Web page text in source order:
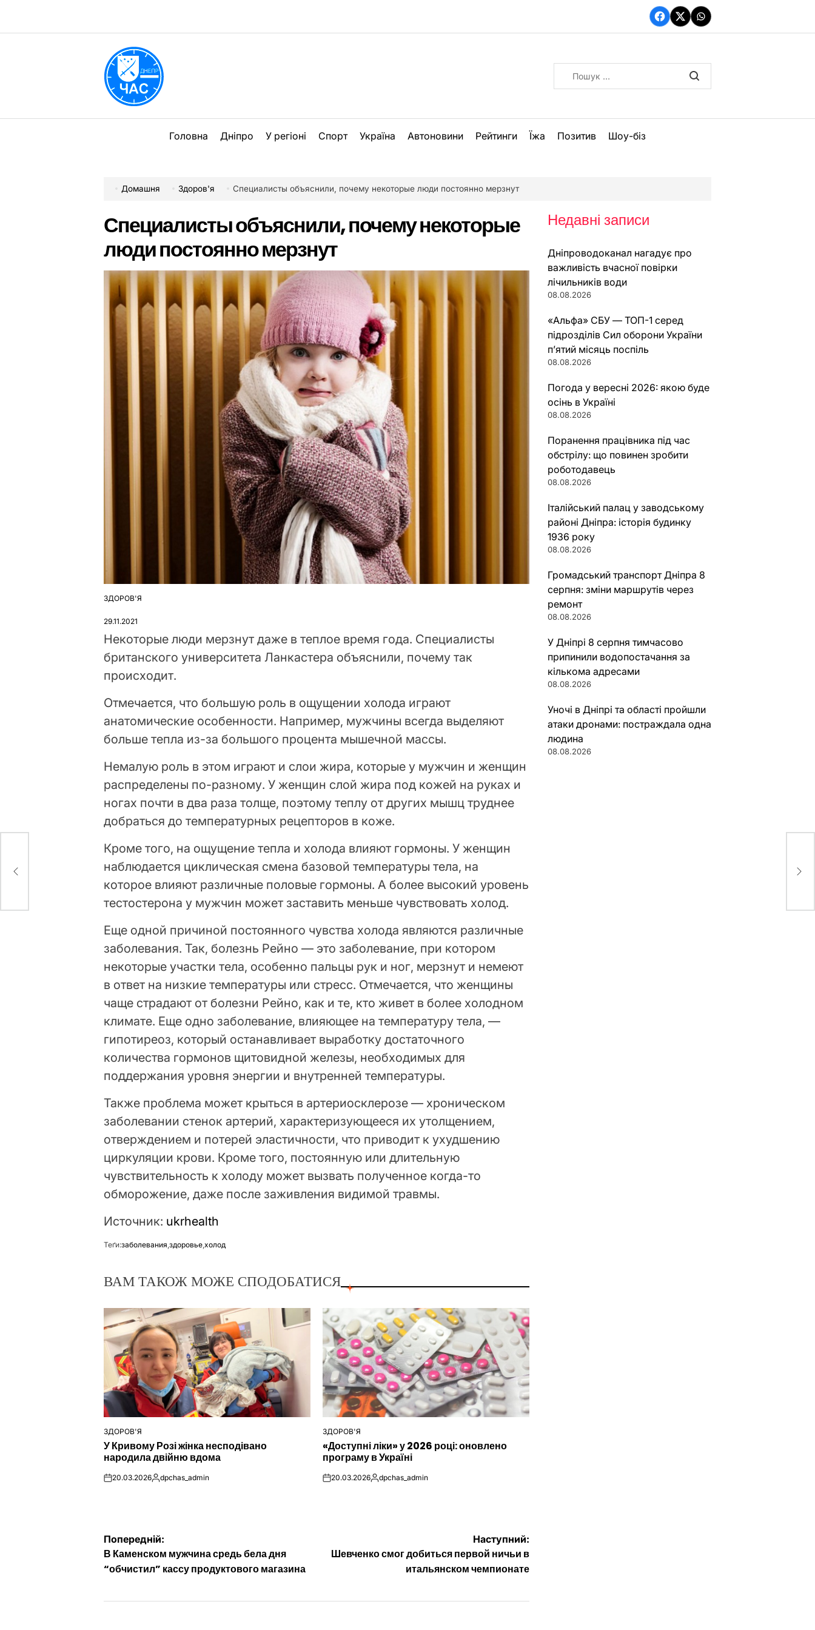
вмісту
Facebook
TwitterWhatsApp
Головна Дніпро У регіоні Спорт Україна Автоновини Рейтинги Їжа Позитив Шоу-біз
Домашня Здоров'я Специалисты объяснили, почему некоторые люди постоянно мерзнут
Специалисты объяснили, почему некоторые
люди постоянно мерзнут
ОПУБЛІКУВАТИ
ЗДОРОВ'Я
29.11.2021
Некоторые люди мерзнут даже в теплое время года. Специалисты
британского университета Ланкастера объяснили, почему так
происходит.
Отмечается, что большую роль в ощущении холода играют
анатомические особенности. Например, мужчины всегда выделяют
больше тепла из-за большого процента мышечной массы.
Немалую роль в этом играют и слои жира, которые у мужчин и женщин
распределены по-разному. У женщин слой жира под кожей на руках и
ногах почти в два раза толще, поэтому теплу от других мышц труднее
добраться до температурных рецепторов в коже.
Кроме того, на ощущение тепла и холода влияют гормоны. У женщин
наблюдается циклическая смена базовой температуры тела, на
которое влияют различные половые гормоны. А более высокий уровень
тестостерона у мужчин может заставить меньше чувствовать холод.
Еще одной причиной постоянного чувства холода являются различные
заболевания. Так, болезнь Рейно — это заболевание, при котором
некоторые участки тела, особенно пальцы рук и ног, мерзнут и немеют
в ответ на низкие температуры или стресс. Отмечается, что женщины
чаще страдают от болезни Рейно, как и те, кто живет в более холодном
климате. Еще одно заболевание, влияющее на температуру тела, —
гипотиреоз, который останавливает выработку достаточного
количества гормонов щитовидной железы, необходимых для
поддержания уровня энергии и внутренней температуры.
Также проблема может крыться в артериосклерозе — хроническом
заболевании стенок артерий, характеризующееся их утолщением,
отверждением и потерей эластичности, что приводит к ухудшению
циркуляции крови. Кроме того, постоянную или длительную
чувствительность к холоду может вызвать полученное когда-то
обморожение, даже после заживления видимой травмы.
Источник: ukrhealth
Теґи:заболевания,здоровье,холод
ВАМ ТАКОЖ МОЖЕ СПОДОБАТИСЯ
ОПУБЛІКУВАТИ
У
ЗДОРОВ'Я
У Кривому Розі жінка несподівано
народила двійню вдома
on20.03.2026Опубліковано
dpchas_admin
ОПУБЛІКУВАТИ
У
ЗДОРОВ'Я
«Доступні ліки» у 2026 році: оновлено
програму в Україні
on20.03.2026Опубліковано
dpchas_admin
Навігація
записів
Попередній:
В Каменском мужчина средь бела дня
“обчистил” кассу продуктового магазина
Наступний:
Шевченко смог добиться первой ничьи в
итальянском чемпионате
Недавні записи
Дніпроводоканал нагадує про
важливість вчасної повірки
лічильників води
08.08.2026
«Альфа» СБУ — ТОП-1 серед
підрозділів Сил оборони України
п’ятий місяць поспіль
08.08.2026
Погода у вересні 2026: якою буде
осінь в Україні
08.08.2026
Поранення працівника під час
обстрілу: що повинен зробити
роботодавець
08.08.2026
Італійський палац у заводському
районі Дніпра: історія будинку
1936 року
08.08.2026
Громадський транспорт Дніпра 8
серпня: зміни маршрутів через
ремонт
08.08.2026
У Дніпрі 8 серпня тимчасово
припинили водопостачання за
кількома адресами
08.08.2026
Уночі в Дніпрі та області пройшли
атаки дронами: постраждала одна
людина
08.08.2026